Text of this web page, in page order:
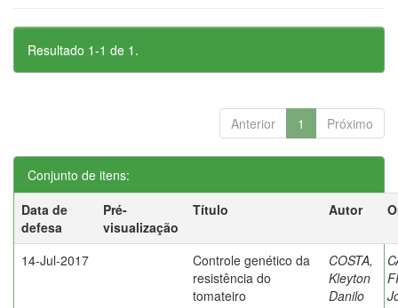
Resultado 1-1 de 1.
Anterior 1 Próximo
Conjunto de itens:
Data de
defesa
Pré-
visualização
Título Autor
14-Jul-2017
Controle genético da
resistência do
tomateiro
COSTA,
Kleyton
Danilo